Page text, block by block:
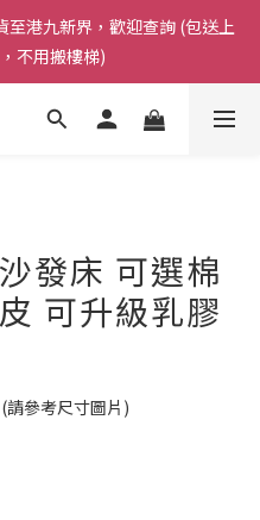
港九新界，歡迎查詢 (包送上
不用搬樓梯)
港九新界，歡迎查詢 (包送上
不用搬樓梯)
獲carousell 頒發的 [ 傑出優
港九新界，歡迎查詢 (包送上
不用搬樓梯)
發床 可選棉
可升級乳膠
請參考尺寸圖片)